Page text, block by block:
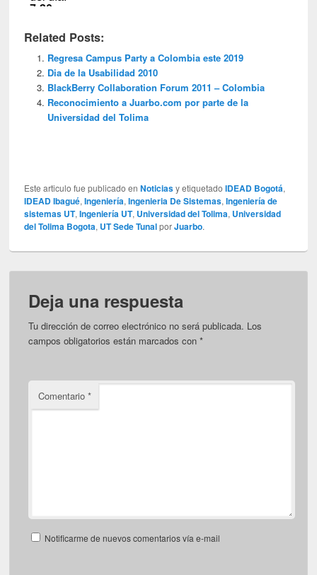
Related Posts:
Regresa Campus Party a Colombia este 2019
Dia de la Usabilidad 2010
BlackBerry Collaboration Forum 2011 – Colombia
Reconocimiento a Juarbo.com por parte de la
Universidad del Tolima
Este articulo fue publicado enNoticiasy etiquetadoIDEAD Bogotá,
IDEAD Ibagué,Ingeniería,Ingenieria De Sistemas,Ingeniería de
sistemas UT,Ingeniería UT, Universidad del Tolima, Universidad
del Tolima Bogota, UT Sede TunalporJuarbo.
Deja una respuesta
Tu dirección de correo electrónico no será publicada. Los
campos obligatorios están marcados con*
Comentario*
Notificarme de nuevos comentarios vía e-mail